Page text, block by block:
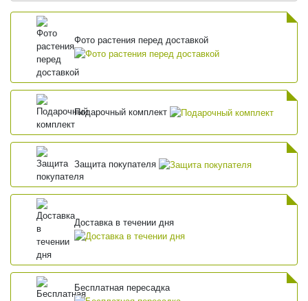
Фото растения перед доставкой
Подарочный комплект
Защита покупателя
Доставка в течении дня
Бесплатная пересадка